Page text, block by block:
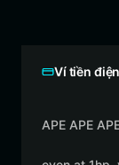
Ví tiền
APE APE